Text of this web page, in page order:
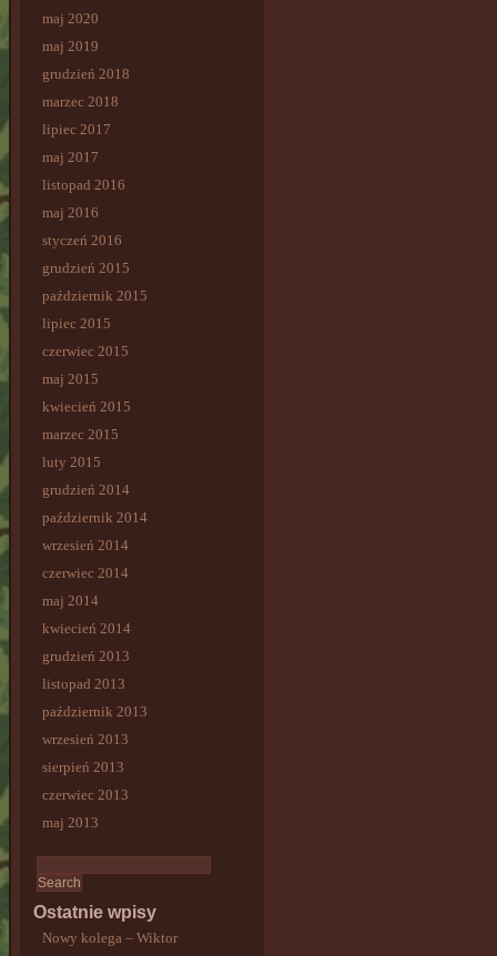
maj 2020
maj 2019
grudzień 2018
marzec 2018
lipiec 2017
maj 2017
listopad 2016
maj 2016
styczeń 2016
grudzień 2015
październik 2015
lipiec 2015
czerwiec 2015
maj 2015
kwiecień 2015
marzec 2015
luty 2015
grudzień 2014
październik 2014
wrzesień 2014
czerwiec 2014
maj 2014
kwiecień 2014
grudzień 2013
listopad 2013
październik 2013
wrzesień 2013
sierpień 2013
czerwiec 2013
maj 2013
Ostatnie wpisy
Nowy kolega – Wiktor